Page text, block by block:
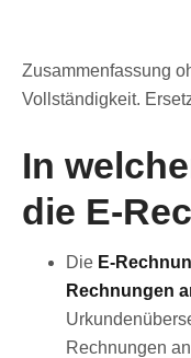
Zusammenfassung
Vollständigkeit.
In
die E-
Die E-
Rechnungen
Rechnungen